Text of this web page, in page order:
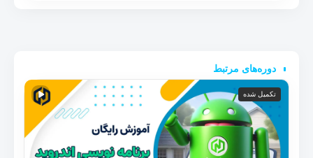
دوره‌های مرتبط
تکمیل شده